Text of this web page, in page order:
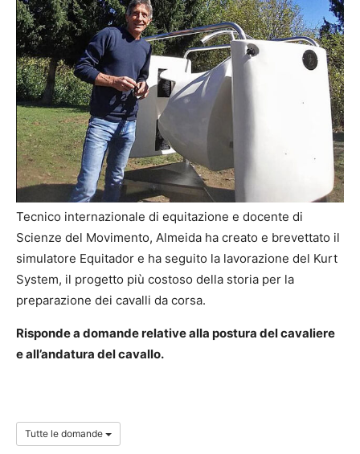
Tecnico internazionale di equitazione e docente di
Scienze del Movimento, Almeida ha creato e brevettato il
simulatore Equitador e ha seguito la lavorazione del Kurt
System, il progetto più costoso della storia per la
preparazione dei cavalli da corsa.
Risponde a domande relative alla postura del cavaliere
e all’andatura del cavallo.
Tutte le domande